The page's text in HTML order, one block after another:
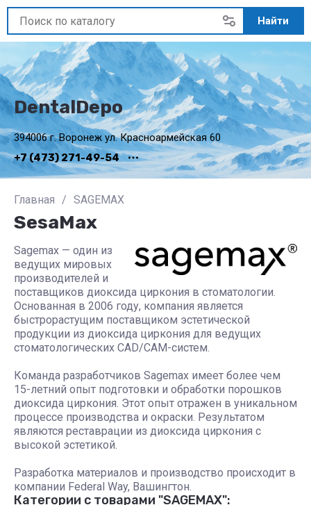
394006 г. Воронеж ул. Красноармейская 60
+7 (473) 271-49-54
DentalDepo
Найти
Главная / SAGEMAX
SesaMax
Sagemax — один из
ведущих мировых
производителей и
поставщиков диоксида циркония в стоматологии.
Основанная в 2006 году, компания является
быстрорастущим поставщиком эстетической
продукции из диоксида циркония для ведущих
стоматологических CAD/CAM-систем.
Команда разработчиков Sagemax имеет более чем
15-летний опыт подготовки и обработки порошков
диоксида циркония. Этот опыт отражен в уникальном
процессе производства и окраски. Результатом
являются реставрации из диоксида циркония с
высокой эстетикой.
Разработка материалов и производство происходит в
компании Federal Way, Вашингтон.
Категории с товарами "SAGEMAX":